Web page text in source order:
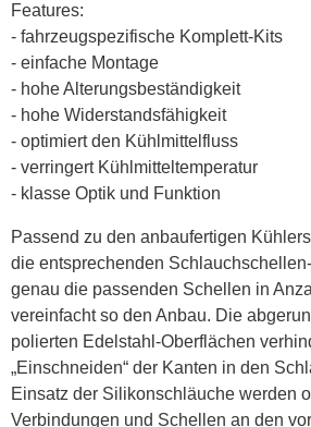
Features:
- fahrzeugspezifische Komplett-Kits
- einfache Montage
- hohe Alterungsbeständigkeit
- hohe Widerstandsfähigkeit
- optimiert den Kühlmittelfluss
- verringert Kühlmitteltemperatur
- klasse Optik und Funktion
Passend zu den anbaufertigen
die entsprechenden
genau die passenden Schellen in
vereinfacht so den Anbau. Die
polierten Edelstahl-Oberflächen
„Einschneiden“ der Kanten in den
Einsatz der Silikonschläuche werden
Verbindungen und Schellen an den